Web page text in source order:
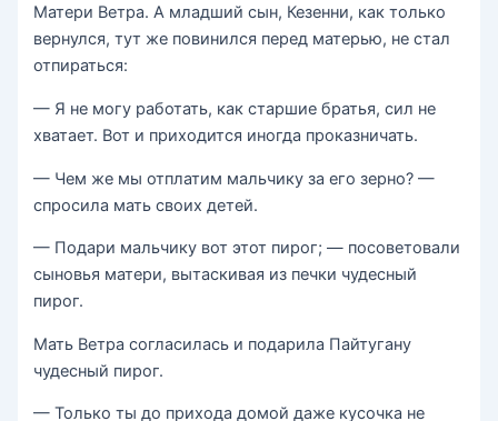
Матери Ветра. А младший сын, Кезенни, как только
вернулся, тут же повинился перед матерью, не стал
отпираться:
— Я не могу работать, как старшие братья, сил не
хватает. Вот и приходится иногда проказничать.
— Чем же мы отплатим мальчику за его зерно? —
спросила мать своих детей.
— Подари мальчику вот этот пирог; — посоветовали
сыновья матери, вытаскивая из печки чудесный
пирог.
Мать Ветра согласилась и подарила Пайтугану
чудесный пирог.
— Только ты до прихода домой даже кусочка не